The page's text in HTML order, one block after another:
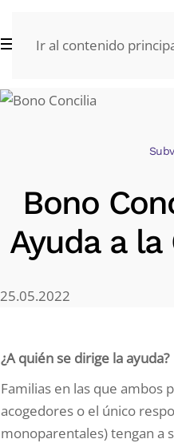
Ir al contenido
Bono
Ayuda a
25.05.2022
¿A quién se dirige la ayuda?
Familias en las que ambos
acogedores o el único
monoparentales) tengan a